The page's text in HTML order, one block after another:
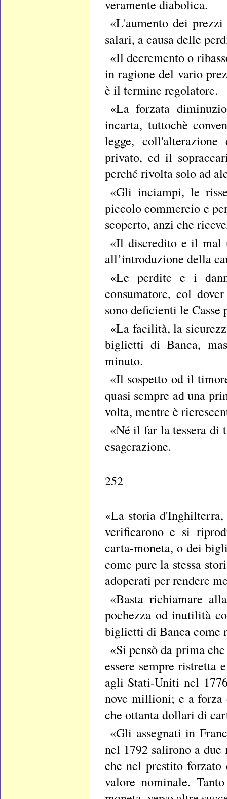
veramente diabolica.
«L'aumento dei
salari, a causa delle
«Il decremento o
in ragione del vario
è il termine regolatore.
«La forzata
incarta, tuttochè
legge,
privato, ed il
perché rivolta solo ad
«Gli inciampi, le
piccolo commercio e
scoperto, anzi che
«Il discredito e il mal
all’introduzione della
«Le perdite e i
consumatore, col
sono deficienti le Casse
«La facilità, la
biglietti di Banca,
minuto.
«Il sospetto od il
quasi sempre ad una
volta, mentre è
«Né il far la tessera
esagerazione.
252
«La storia
verificarono e si
carta-moneta, o dei
come pure la stessa
adoperati per rendere
«Basta richiamare
pochezza od inutilità
biglietti di Banca come
«Si pensò da prima
essere sempre ristretta
agli Stati-Uniti nel
nove millioni; e a forza
che ottanta dollari di
«Gli assegnati in
nel 1792 salirono a
che nel prestito
valore nominale.